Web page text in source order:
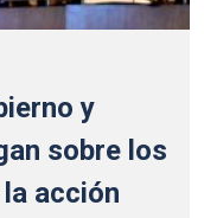
y
sobre los
acción